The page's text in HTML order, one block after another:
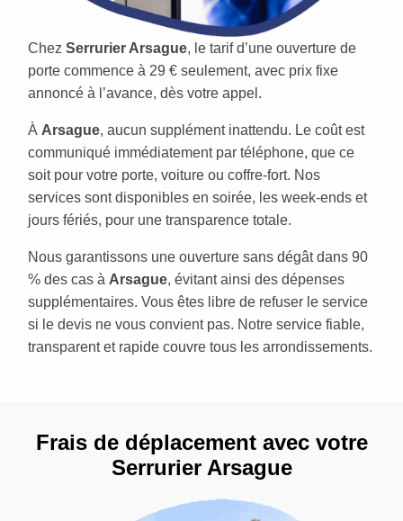
Chez Serrurier Arsague, le tarif d’une ouverture de
porte commence à 29 € seulement, avec prix fixe
annoncé à l’avance, dès votre appel.
À Arsague, aucun supplément inattendu. Le coût est
communiqué immédiatement par téléphone, que ce
soit pour votre porte, voiture ou coffre-fort. Nos
services sont disponibles en soirée, les week-ends et
jours fériés, pour une transparence totale.
Nous garantissons une ouverture sans dégât dans 90
% des cas à Arsague, évitant ainsi des dépenses
supplémentaires. Vous êtes libre de refuser le service
si le devis ne vous convient pas. Notre service fiable,
transparent et rapide couvre tous les arrondissements.
Frais de déplacement avec votre
Serrurier Arsague